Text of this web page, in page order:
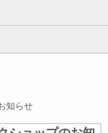
知らせ